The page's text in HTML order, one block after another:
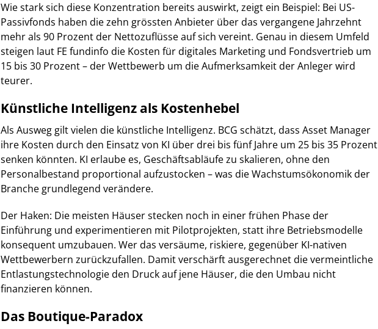
Wie stark sich diese Konzentration bereits auswirkt, zeigt ein Beispiel: Bei US-
Passivfonds haben die zehn grössten Anbieter über das vergangene Jahrzehnt
mehr als 90 Prozent der Nettozuflüsse auf sich vereint. Genau in diesem Umfeld
steigen laut FE fundinfo die Kosten für digitales Marketing und Fondsvertrieb um
15 bis 30 Prozent – der Wettbewerb um die Aufmerksamkeit der Anleger wird
teurer.
Künstliche Intelligenz als Kostenhebel
Als Ausweg gilt vielen die künstliche Intelligenz. BCG schätzt, dass Asset Manager
ihre Kosten durch den Einsatz von KI über drei bis fünf Jahre um 25 bis 35 Prozent
senken könnten. KI erlaube es, Geschäftsabläufe zu skalieren, ohne den
Personalbestand proportional aufzustocken – was die Wachstumsökonomik der
Branche grundlegend verändere.
Der Haken: Die meisten Häuser stecken noch in einer frühen Phase der
Einführung und experimentieren mit Pilotprojekten, statt ihre Betriebsmodelle
konsequent umzubauen. Wer das versäume, riskiere, gegenüber KI-nativen
Wettbewerbern zurückzufallen. Damit verschärft ausgerechnet die vermeintliche
Entlastungstechnologie den Druck auf jene Häuser, die den Umbau nicht
finanzieren können.
Das Boutique-Paradox